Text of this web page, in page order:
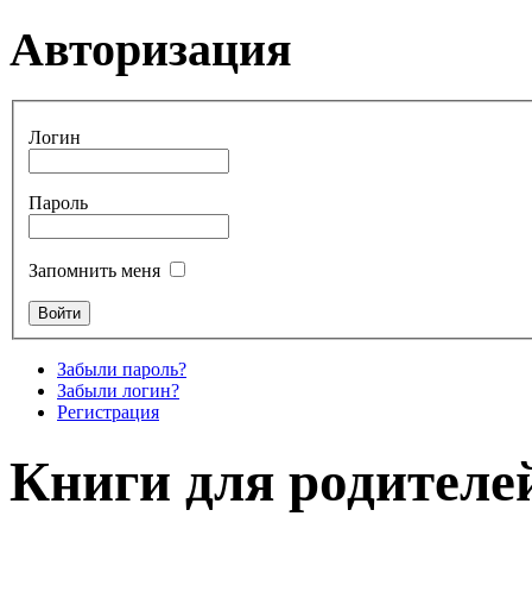
Авторизация
Логин
Пароль
Запомнить меня
Забыли пароль?
Забыли логин?
Регистрация
Книги для